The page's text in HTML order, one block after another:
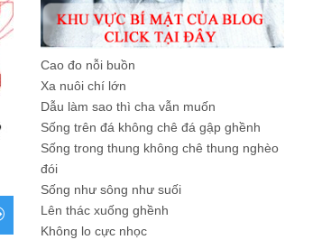
Cao đo nỗi buồn
Xa nuôi chí lớn
Dẫu làm sao thì cha vẫn muốn
Sống trên đá không chê đá gập ghềnh
Sống trong thung không chê thung nghèo
đói
Sống như sông như suối
Lên thác xuống ghềnh
Không lo cực nhọc